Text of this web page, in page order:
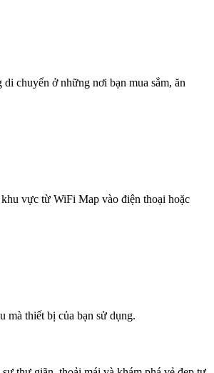
chuyển ở những nơi bạn mua sắm, ăn
vực từ WiFi Map vào điện thoại hoặc
mà thiết bị của bạn sử dụng.